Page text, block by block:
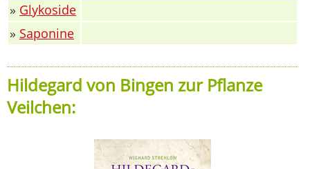
» Glykoside
» Saponine
Hildegard von Bingen zur Pflanze
Veilchen: